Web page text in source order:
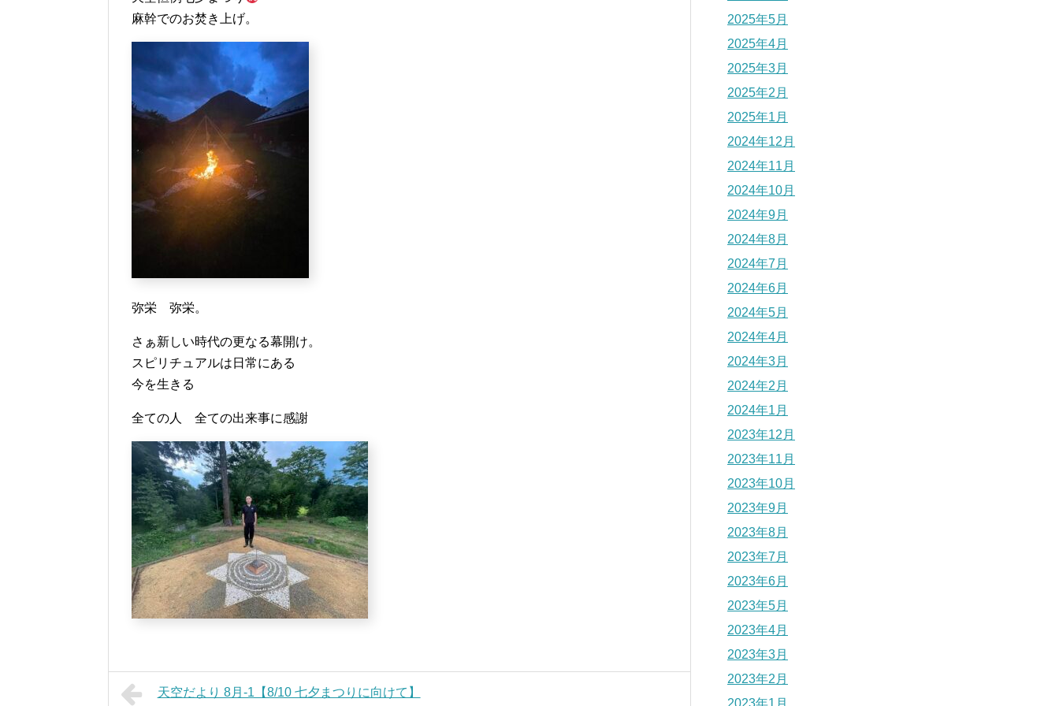
麻幹でのお焚き上げ。
弥栄 弥栄。
さぁ新しい時代の更なる幕開け。
スピリチュアルは日常にある
今を生きる
全ての人 全ての出来事に感謝
天空だより 8月-1【8/10 七夕まつりに向けて】
2025年5月
2025年4月
2025年3月
2025年2月
2025年1月
2024年12月
2024年11月
2024年10月
2024年9月
2024年8月
2024年7月
2024年6月
2024年5月
2024年4月
2024年3月
2024年2月
2024年1月
2023年12月
2023年11月
2023年10月
2023年9月
2023年8月
2023年7月
2023年6月
2023年5月
2023年4月
2023年3月
2023年2月